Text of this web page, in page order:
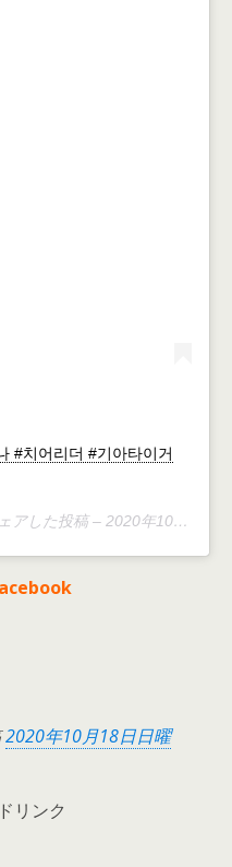
#치어리더 #기아타이거
アした投稿 –2020年10月月15日午後7時28分PDT
2020年10月18日日曜
リンク